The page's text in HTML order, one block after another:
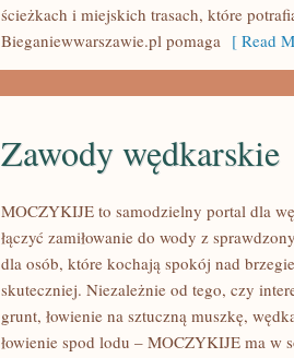
ścieżkach i miejskich trasach, które
Bieganiewwarszawie.pl pomaga [ Read
Zawody wędkarskie
MOCZYKIJE to samodzielny portal dla
łączyć zamiłowanie do wody z
dla osób, które kochają spokój nad
skuteczniej. Niezależnie od tego, czy
grunt, łowienie na sztuczną muszkę,
łowienie spod lodu – MOCZYKIJE ma w